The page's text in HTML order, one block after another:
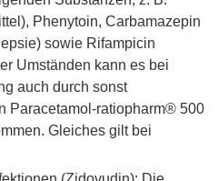
Phenytoin, Carbamazepin
sowie Rifampicin
Umständen kann es bei
auch durch sonst
Paracetamol-ratiopharm® 500
Gleiches gilt bei